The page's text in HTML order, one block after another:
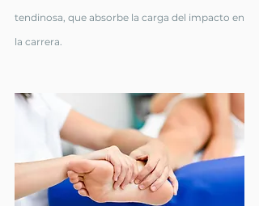
tendinosa, que absorbe la carga del impacto en
la carrera.